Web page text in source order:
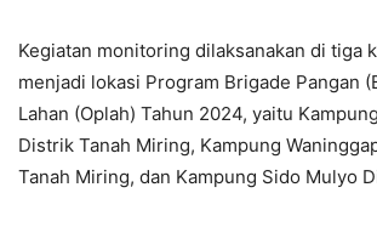
Kegiatan monitoring dilaksanakan di tiga
menjadi lokasi Program Brigade Pangan
Lahan (Oplah) Tahun 2024, yaitu
Distrik Tanah Miring, Kampung
Tanah Miring, dan Kampung Sido Mulyo